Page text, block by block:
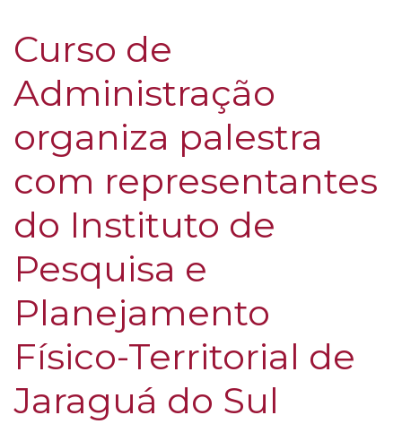
Curso de
Administração
organiza palestra
com representantes
do Instituto de
Pesquisa e
Planejamento
Físico-Territorial de
Jaraguá do Sul